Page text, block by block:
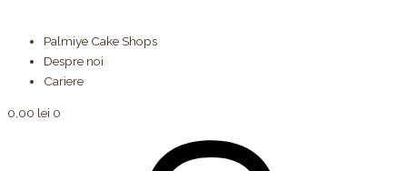
Palmiye Cake Shops
Despre noi
Cariere
0,00 lei 0